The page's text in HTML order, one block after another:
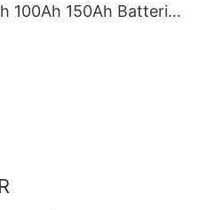
100Ah 150Ah Batteries